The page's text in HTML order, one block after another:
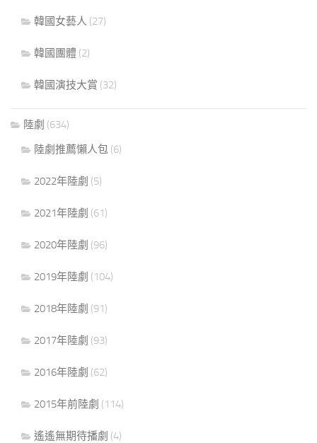
韓國女藝人 (27)
韓國團體 (2)
韓國演技大賞 (32)
陸劇 (634)
陸劇推薦懶人包 (6)
2022年陸劇 (5)
2021年陸劇 (61)
2020年陸劇 (96)
2019年陸劇 (104)
2018年陸劇 (91)
2017年陸劇 (93)
2016年陸劇 (62)
2015年前陸劇 (114)
遙遙無期待播劇 (4)